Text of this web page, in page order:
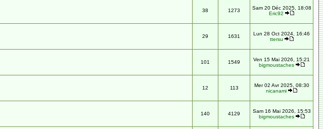
38 1273
Sam 20 Déc 2025, 18:08
Eric92
29 1631
Lun 28 Oct 2024, 16:46
ttersu
101 1549
Ven 15 Mai 2026, 15:21
bigmoustaches
12 113
Mer 02 Avr 2025, 08:30
nicanami
140 4129
Sam 16 Mai 2026, 15:53
bigmoustaches